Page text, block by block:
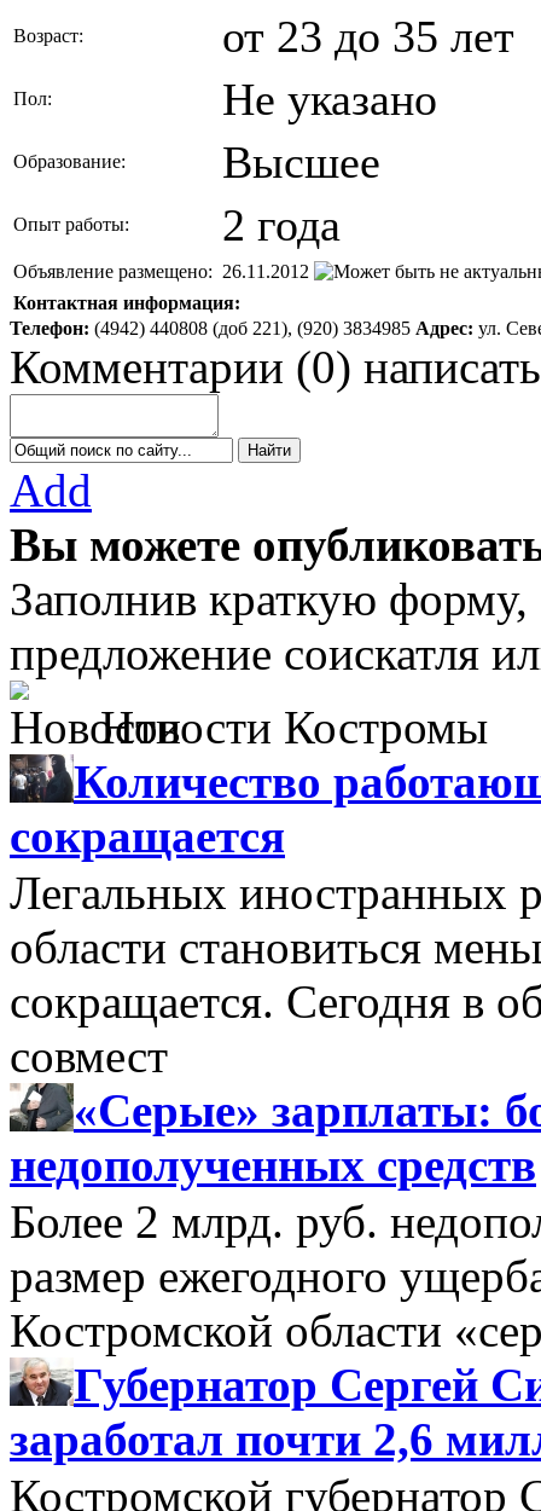
Возраст: от 23 до 35 лет
Пол: Не указано
Образование: Высшее
Опыт работы: 2 года
Объявление размещено: 26.11.2012
Контактная информация:
Телефон: (4942) 440808 (доб 221), (920) 3834985 Адрес: ул.
Комментарии (0) написать
Add
Вы можете
Заполнив краткую
предложение соискатля
Новости Костромы
Количество
сокращается
Легальных иностранных
области становиться
сокращается. Сегодня в
совмест
«Серые» зарплаты:
недополученных средств
Более 2 млрд. руб.
размер ежегодного
Костромской области
Губернатор Сергей
заработал почти 2,6
Костромской губернатор